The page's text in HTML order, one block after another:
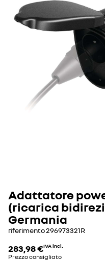
Adattatore
(ricarica
Germania
riferimento296973321R
283,98 €IVA incl.
Prezzo consigliato